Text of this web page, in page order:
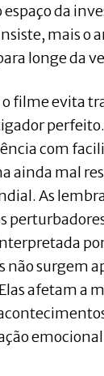
da
mais o
longe da
o filme evita
com
ainda mal
As
não surgem
afetam a